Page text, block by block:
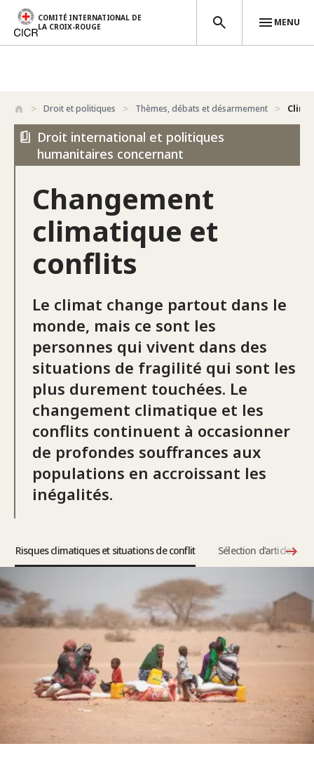
Aller au contenu principal
COMITÉ INTERNATIONAL DE
LA CROIX-ROUGE
MENU
Droit et politiques Thèmes, débats et désarmement
Droit international et politiques
humanitaires concernant
Changement
climatique et
conflits
Le climat change partout dans le
monde, mais ce sont les
personnes qui vivent dans des
situations de fragilité qui sont les
plus durement touchées. Le
changement climatique et les
conflits continuent à occasionner
de profondes souffrances aux
populations en accroissant les
inégalités.
Risques climatiques et situations de conflit Sélection d'articles